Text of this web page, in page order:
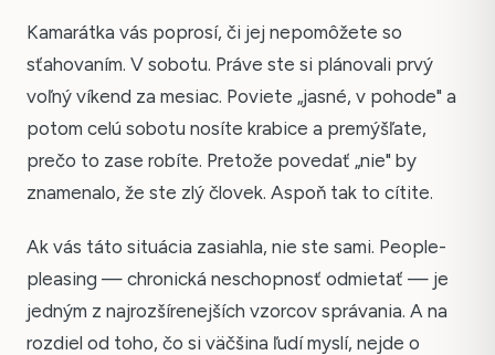
Kamarátka vás poprosí, či jej nepomôžete so
sťahovaním. V sobotu. Práve ste si plánovali prvý
voľný víkend za mesiac. Poviete „jasné, v pohode" a
potom celú sobotu nosíte krabice a premýšľate,
prečo to zase robíte. Pretože povedať „nie" by
znamenalo, že ste zlý človek. Aspoň tak to cítite.
Ak vás táto situácia zasiahla, nie ste sami. People-
pleasing — chronická neschopnosť odmietať — je
jedným z najrozšírenejších vzorcov správania. A na
rozdiel od toho, čo si väčšina ľudí myslí, nejde o